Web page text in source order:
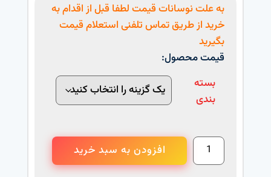
به علت نوسانات قیمت لطفا قبل از اقدام به
خرید از طریق تماس تلفنی استعلام قیمت
بگیرید
قیمت محصول:
بسته
بندی
افزودن به سبد خرید